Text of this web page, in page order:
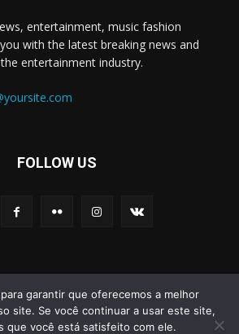
entertainment, music fashion
with the latest breaking news and
entertainment industry.
FOLLOW US
Theme by TagDiv
Eventos Esportes
Social
garantir que oferecemos a melhor
site. Se você continuar a usar este site,
que você está satisfeito com ele.